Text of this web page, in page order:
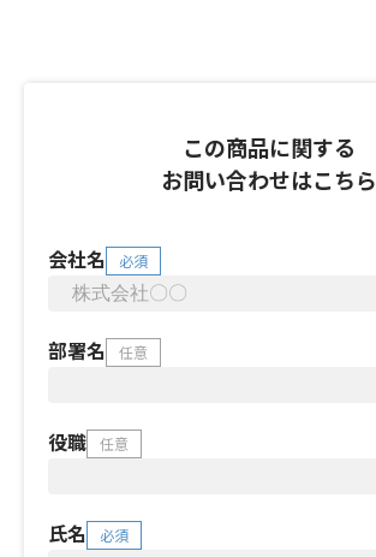
この商品に関する
お問い合わせはこちら
会社名 必須
部署名 任意
役職 任意
氏名 必須